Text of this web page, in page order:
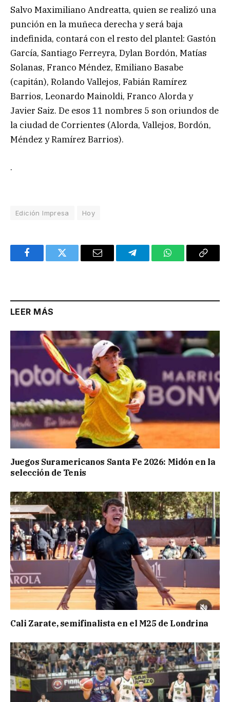
Salvo Maximiliano Andreatta, quien se realizó una
punción en la muñeca derecha y será baja
indefinida, contará con el resto del plantel: Gastón
García, Santiago Ferreyra, Dylan Bordón, Matías
Solanas, Franco Méndez, Emiliano Basabe
(capitán), Rolando Vallejos, Fabián Ramírez
Barrios, Leonardo Mainoldi, Franco Alorda y
Javier Saiz. De esos 11 nombres 5 son oriundos de
la ciudad de Corrientes (Alorda, Vallejos, Bordón,
Méndez y Ramírez Barrios).
.
Edición Impresa Hoy
FacebookTwitter Email TelegramWhatsAppCopy
LEER MÁS
Juegos Suramericanos Santa Fe 2026: Midón en la
selección de Tenis
Cali Zarate, semifinalista en el M25 de Londrina